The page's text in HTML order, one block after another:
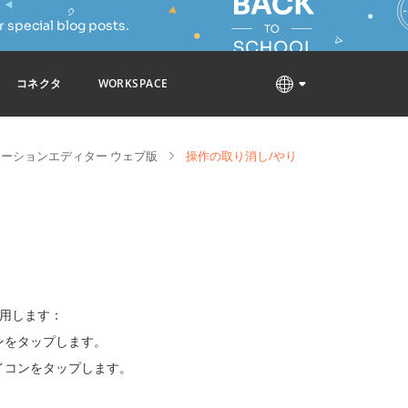
special blog posts.
コネクタ WORKSPACE
ションエディター ウェブ版 操作の取り消し/やり
します：
タップします。
ンをタップします。